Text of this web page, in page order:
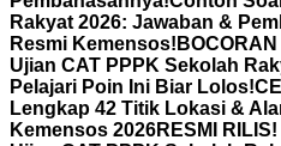
Rakyat 2026: Jawaban &
Resmi Kemensos!
Ujian CAT PPPK Sekolah
Pelajari Poin Ini Biar Lolos!
Lengkap 42 Titik Lokasi &
Kemensos 2026RESMI